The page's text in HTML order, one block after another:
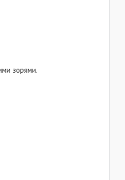
зорями.